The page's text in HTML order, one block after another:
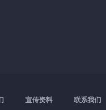
宣传资料 联系我们